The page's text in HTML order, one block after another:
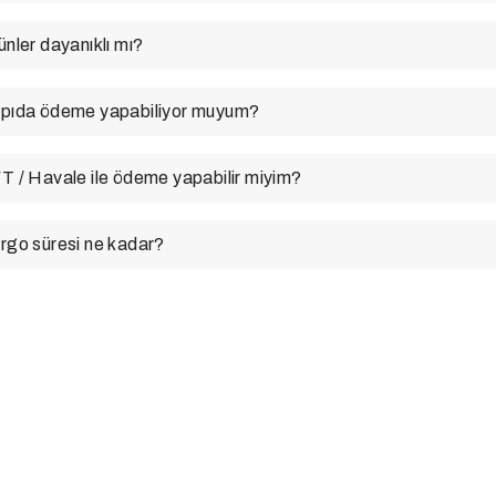
dayanıklı mı?
ödeme yapabiliyor muyum?
/ Havale ile ödeme yapabilir miyim?
süresi ne kadar?